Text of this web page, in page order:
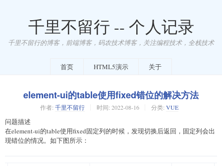
千里不留行 -- 个人记录
千里不留行的博客，前端博客，码农技术博客，关注编程技术，全栈技术
首页 HTML5演示 关于
element-ui的table使用fixed错位的解决方法
作者: 千里不留行 时间: 2022-08-16 分类: VUE
问题描述
在element-ui的table使用fixed固定列的时候，发现切换后返回，固定列会出
现错位的情况。如下图所示：